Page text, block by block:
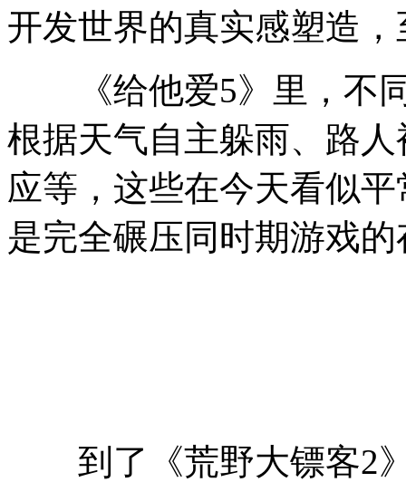
开发世界的真实感塑造
《给他爱5》里，不同
根据天气自主躲雨、 路
应等，这些在今天看似
是完全碾压同时期游戏的
到了《荒野大镖客2》